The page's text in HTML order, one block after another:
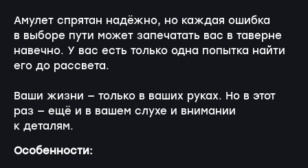
Амулет спрятан надёжно, но каждая ошибка
в выборе пути может запечатать вас в таверне
навечно. У вас есть только одна попытка найти
его до рассвета.
Ваши жизни — только в ваших руках. Но в этот
раз — ещё и в вашем слухе и внимании
к деталям.
Особенности: